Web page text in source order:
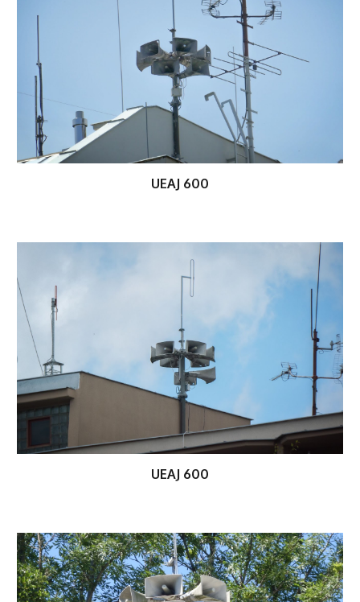
UEAJ 600
UEAJ 600